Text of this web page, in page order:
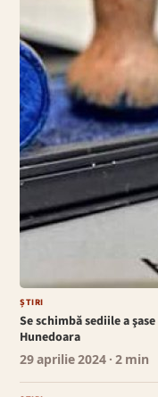
ȘTIRI
Se schimbă sediile a
Hunedoara
29 aprilie 2024 · 2 min